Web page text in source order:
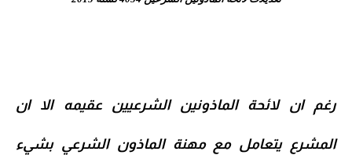
رغم ان لائحة الماذونين الشرعيين عقيمه الا ان
المشرع يتعامل مع مهنة الماذون الشرعي بشيء